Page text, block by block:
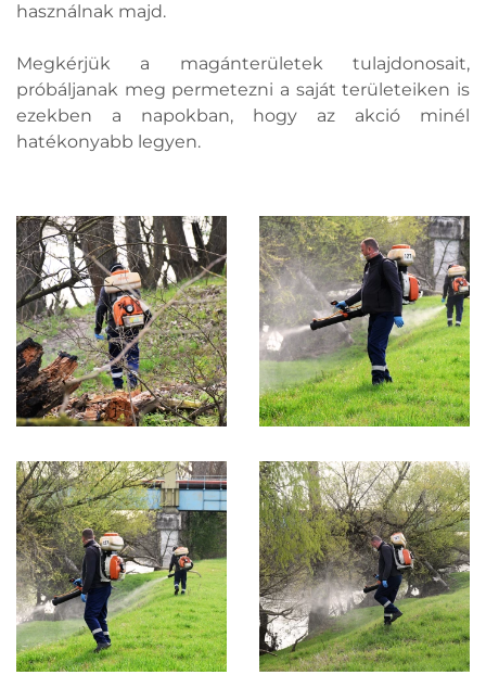
használnak majd.
Megkérjük a magánterületek tulajdonosait,
próbáljanak meg permetezni a saját területeiken is
ezekben a napokban, hogy az akció minél
hatékonyabb legyen.